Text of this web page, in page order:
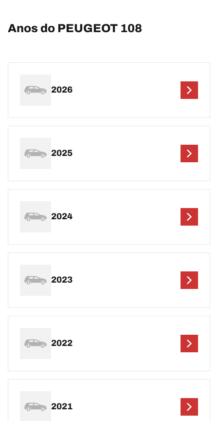
Anos do PEUGEOT 108
2026
2025
2024
2023
2022
2021